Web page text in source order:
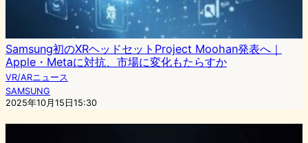
Samsung初のXRヘッドセットProject Moohan発表へ｜
Apple・Metaに対抗、市場に変化もたらすか
VR/ARニュース
SAMSUNG
2025年10月15日15:30